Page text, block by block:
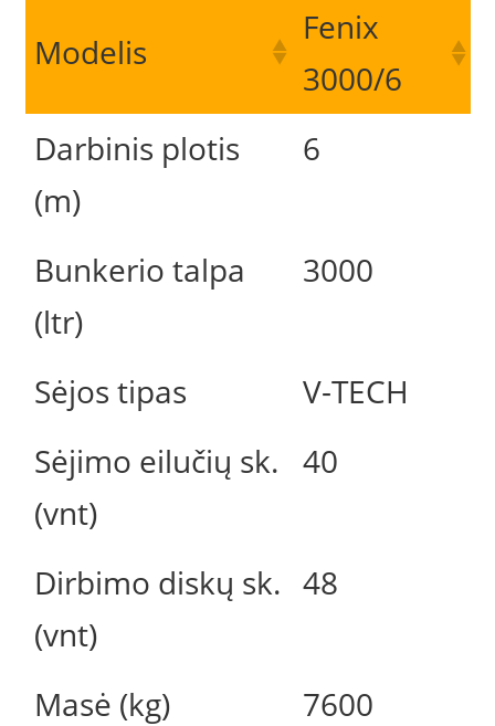
Modelis
Fenix
3000/6
Darbinis plotis
(m)
6
Bunkerio talpa
(ltr)
3000
Sėjos tipas
V-TECH
Sėjimo eilučių sk.
(vnt)
40
Dirbimo diskų sk.
(vnt)
48
Masė (kg)
7600